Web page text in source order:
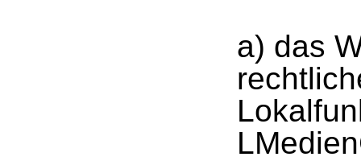
a) das